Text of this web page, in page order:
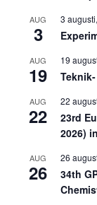
AUG
3
3
AUG
19
19
AUG
22
22
23rd
2026)
AUG
26
26
34th